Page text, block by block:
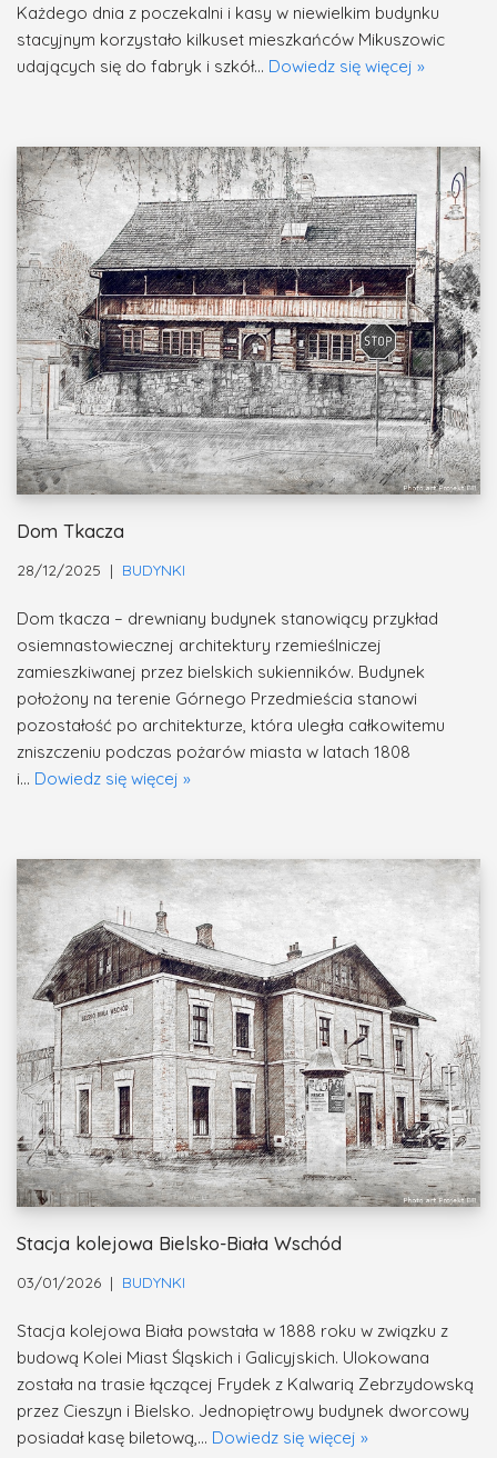
Każdego dnia z poczekalni i kasy w niewielkim budynku
stacyjnym korzystało kilkuset mieszkańców Mikuszowic
udających się do fabryk i szkół… Dowiedz się więcej »
Dom Tkacza
28/12/2025 BUDYNKI
Dom tkacza – drewniany budynek stanowiący przykład
osiemnastowiecznej architektury rzemieślniczej
zamieszkiwanej przez bielskich sukienników. Budynek
położony na terenie Górnego Przedmieścia stanowi
pozostałość po architekturze, która uległa całkowitemu
zniszczeniu podczas pożarów miasta w latach 1808
i… Dowiedz się więcej »
Stacja kolejowa Bielsko-Biała Wschód
03/01/2026 BUDYNKI
Stacja kolejowa Biała powstała w 1888 roku w związku z
budową Kolei Miast Śląskich i Galicyjskich. Ulokowana
została na trasie łączącej Frydek z Kalwarią Zebrzydowską
przez Cieszyn i Bielsko. Jednopiętrowy budynek dworcowy
posiadał kasę biletową,… Dowiedz się więcej »